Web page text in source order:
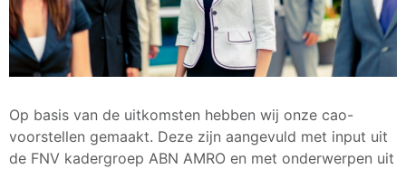
Op basis van de uitkomsten hebben wij onze cao-
voorstellen gemaakt. Deze zijn aangevuld met input uit
de FNV kadergroep ABN AMRO en met onderwerpen uit